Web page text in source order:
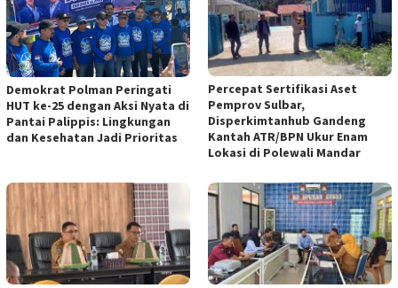
Demokrat Polman Peringati
HUT ke-25 dengan Aksi Nyata di
Pantai Palippis: Lingkungan
dan Kesehatan Jadi Prioritas
Percepat Sertifikasi Aset
Pemprov Sulbar,
Disperkimtanhub Gandeng
Kantah ATR/BPN Ukur Enam
Lokasi di Polewali Mandar